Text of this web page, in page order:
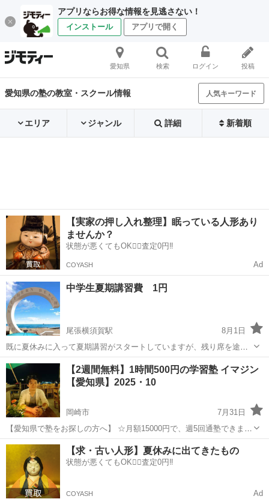
アプリならお得な情報を見逃さない！
インストール アプリで開く
愛知県 検索 ログイン 投稿
愛知県の塾の教室・スクール情報 人気キーワード
エリア ジャンル 詳細 新着順
【実家の押し入れ整理】眠っている人形あり
ませんか？
状態が悪くてもOK🙆‍♀️査定0円‼️
COYASH Ad
中学生夏期講習費 1円
尾張横須賀駅
8月1日
既に夏休みに入って夏期講習がスタートしていますが、残り席を途中
からの合流組に開放します 詳しくはお問い合わせ下さい。 参考 【中3
夏期講習2026】 12#8月6日(木) 16時30分～19時 高横須賀駅前教室 ...
愛知 東海市 尾張横須賀駅 塾 夏休み
【2週間無料】1時間500円の学習塾 イマジン
【愛知県】2025・10
岡崎市
7月31日
【愛知県で塾をお探しの方へ】 ☆月額15000円で、週5回通塾できま
す！他では得られないお得なプランです。 ★毎日の勉強を継続するた
めの特別な手法がありますので、ぜひお試しください。 ☆9教科に対
愛知 岡崎市 オンライン
【求・古い人形】夏休みに出てきたもの
状態が悪くてもOK🙆‍♀️査定0円‼️
COYASH Ad